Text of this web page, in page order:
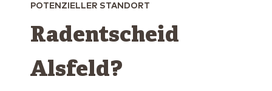
POTENZIELLER STANDORT
Radentscheid
Alsfeld?